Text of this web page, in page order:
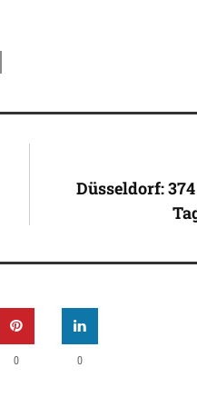
Düsseldorf:
0 0